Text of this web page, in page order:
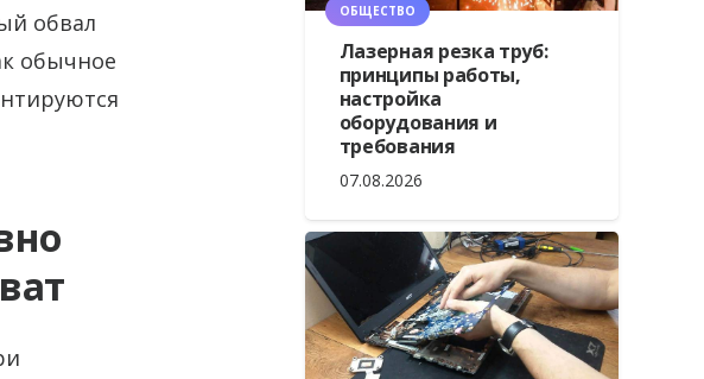
обвал
обычное
ОБЩЕСТВО
Лазерная резка труб:
принципы работы,
настройка
оборудования и
требования
07.08.2026